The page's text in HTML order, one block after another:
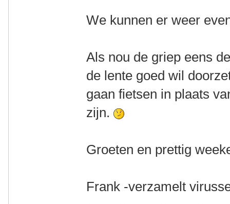
We kunnen er weer
Als nou de griep eens
de lente goed wil
gaan fietsen in plaats
zijn.
Groeten en prettig
Frank -verzamelt